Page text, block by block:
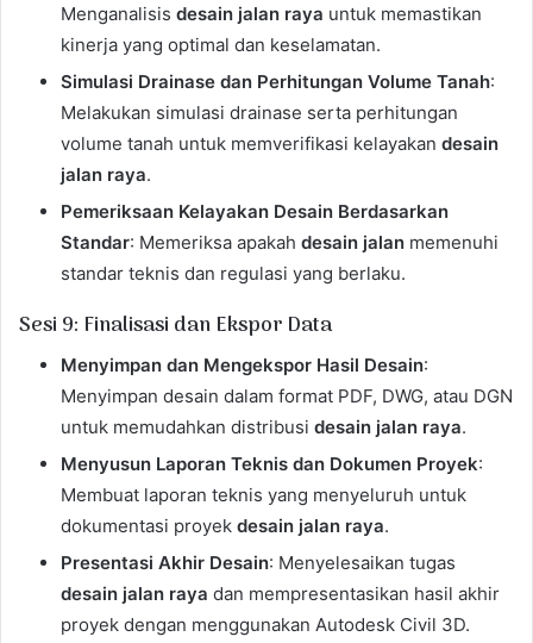
Menganalisis desain jalan raya untuk memastikan
kinerja yang optimal dan keselamatan.
Simulasi Drainase dan Perhitungan Volume Tanah:
Melakukan simulasi drainase serta perhitungan
volume tanah untuk memverifikasi kelayakan desain
jalan raya.
Pemeriksaan Kelayakan Desain Berdasarkan
Standar: Memeriksa apakah desain jalan memenuhi
standar teknis dan regulasi yang berlaku.
Sesi 9: Finalisasi dan Ekspor Data
Menyimpan dan Mengekspor Hasil Desain:
Menyimpan desain dalam format PDF, DWG, atau DGN
untuk memudahkan distribusi desain jalan raya.
Menyusun Laporan Teknis dan Dokumen Proyek:
Membuat laporan teknis yang menyeluruh untuk
dokumentasi proyek desain jalan raya.
Presentasi Akhir Desain: Menyelesaikan tugas
desain jalan raya dan mempresentasikan hasil akhir
proyek dengan menggunakan Autodesk Civil 3D.